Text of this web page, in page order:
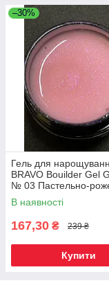
–30%
Гель для
BRAVO Bouilder Gel
№ 03 Пастельно-
В наявності
167,30 ₴ 239 ₴
Купити